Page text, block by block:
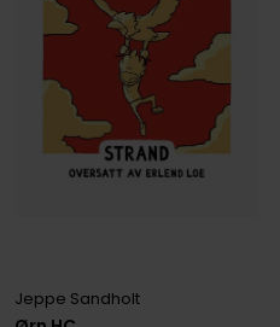
Jeppe Sandholt